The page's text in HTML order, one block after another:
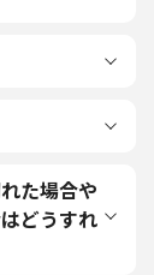
た場合や
どうすれ